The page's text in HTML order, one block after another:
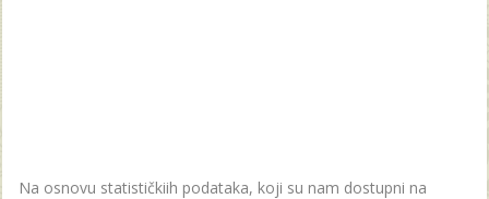
Na osnovu statističkiih podataka, koji su nam dostupni na